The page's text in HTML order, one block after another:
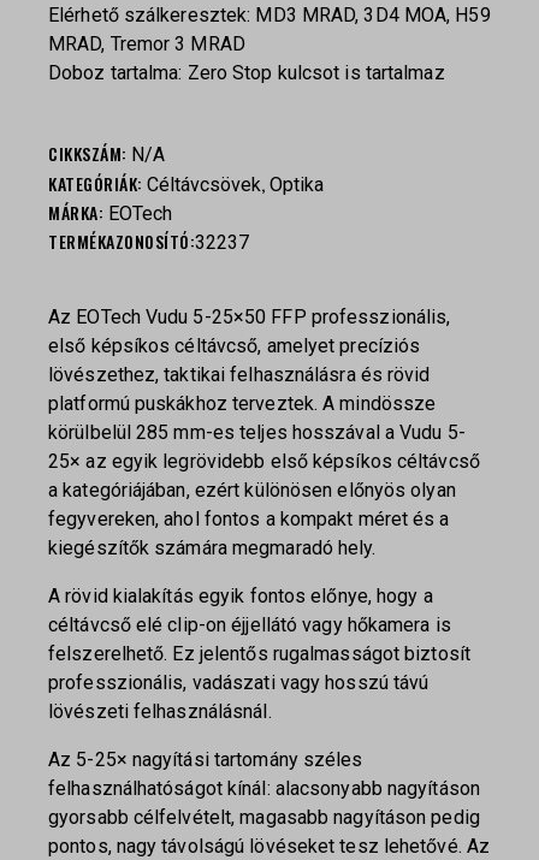
Elérhető szálkeresztek: MD3 MRAD, 3D4 MOA, H59
MRAD, Tremor 3 MRAD
Doboz tartalma: Zero Stop kulcsot is tartalmaz
CIKKSZÁM: N/A
KATEGÓRIÁK: Céltávcsövek, Optika
MÁRKA: EOTech
TERMÉKAZONOSÍTÓ:32237
Az EOTech Vudu 5-25×50 FFP professzionális,
első képsíkos céltávcső, amelyet precíziós
lövészethez, taktikai felhasználásra és rövid
platformú puskákhoz terveztek. A mindössze
körülbelül 285 mm-es teljes hosszával a Vudu 5-
25× az egyik legrövidebb első képsíkos céltávcső
a kategóriájában, ezért különösen előnyös olyan
fegyvereken, ahol fontos a kompakt méret és a
kiegészítők számára megmaradó hely.
A rövid kialakítás egyik fontos előnye, hogy a
céltávcső elé clip-on éjjellátó vagy hőkamera is
felszerelhető. Ez jelentős rugalmasságot biztosít
professzionális, vadászati vagy hosszú távú
lövészeti felhasználásnál.
Az 5-25× nagyítási tartomány széles
felhasználhatóságot kínál: alacsonyabb nagyításon
gyorsabb célfelvételt, magasabb nagyításon pedig
pontos, nagy távolságú lövéseket tesz lehetővé. Az